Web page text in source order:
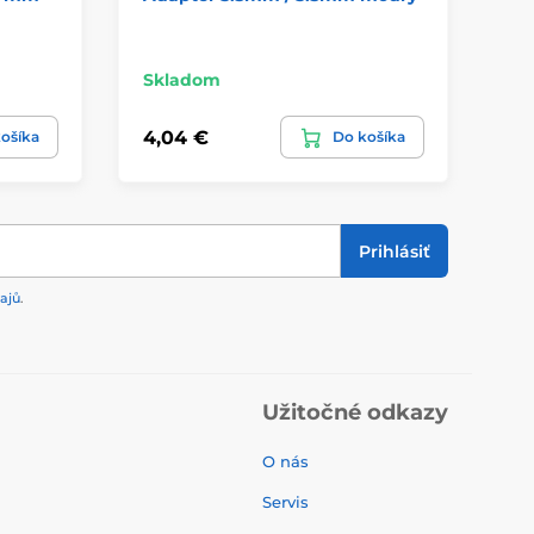
Skladom
4,04 € Do košíka
Prihlásiť
.
Užitočné odkazy
O nás
Servis